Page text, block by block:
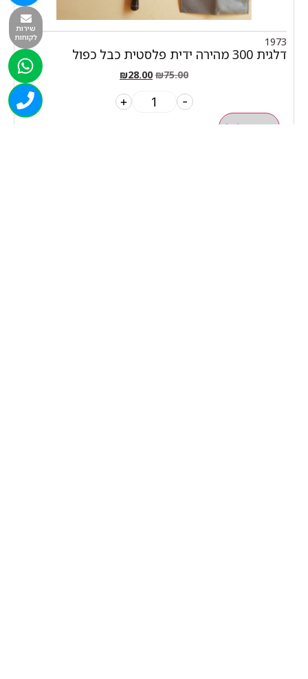
1973
דלגית 300 מהירה ידית פלסטית כבל כפול
₪75.00
₪28.00
-
+
הוספה לסל
שירות
לקוחות